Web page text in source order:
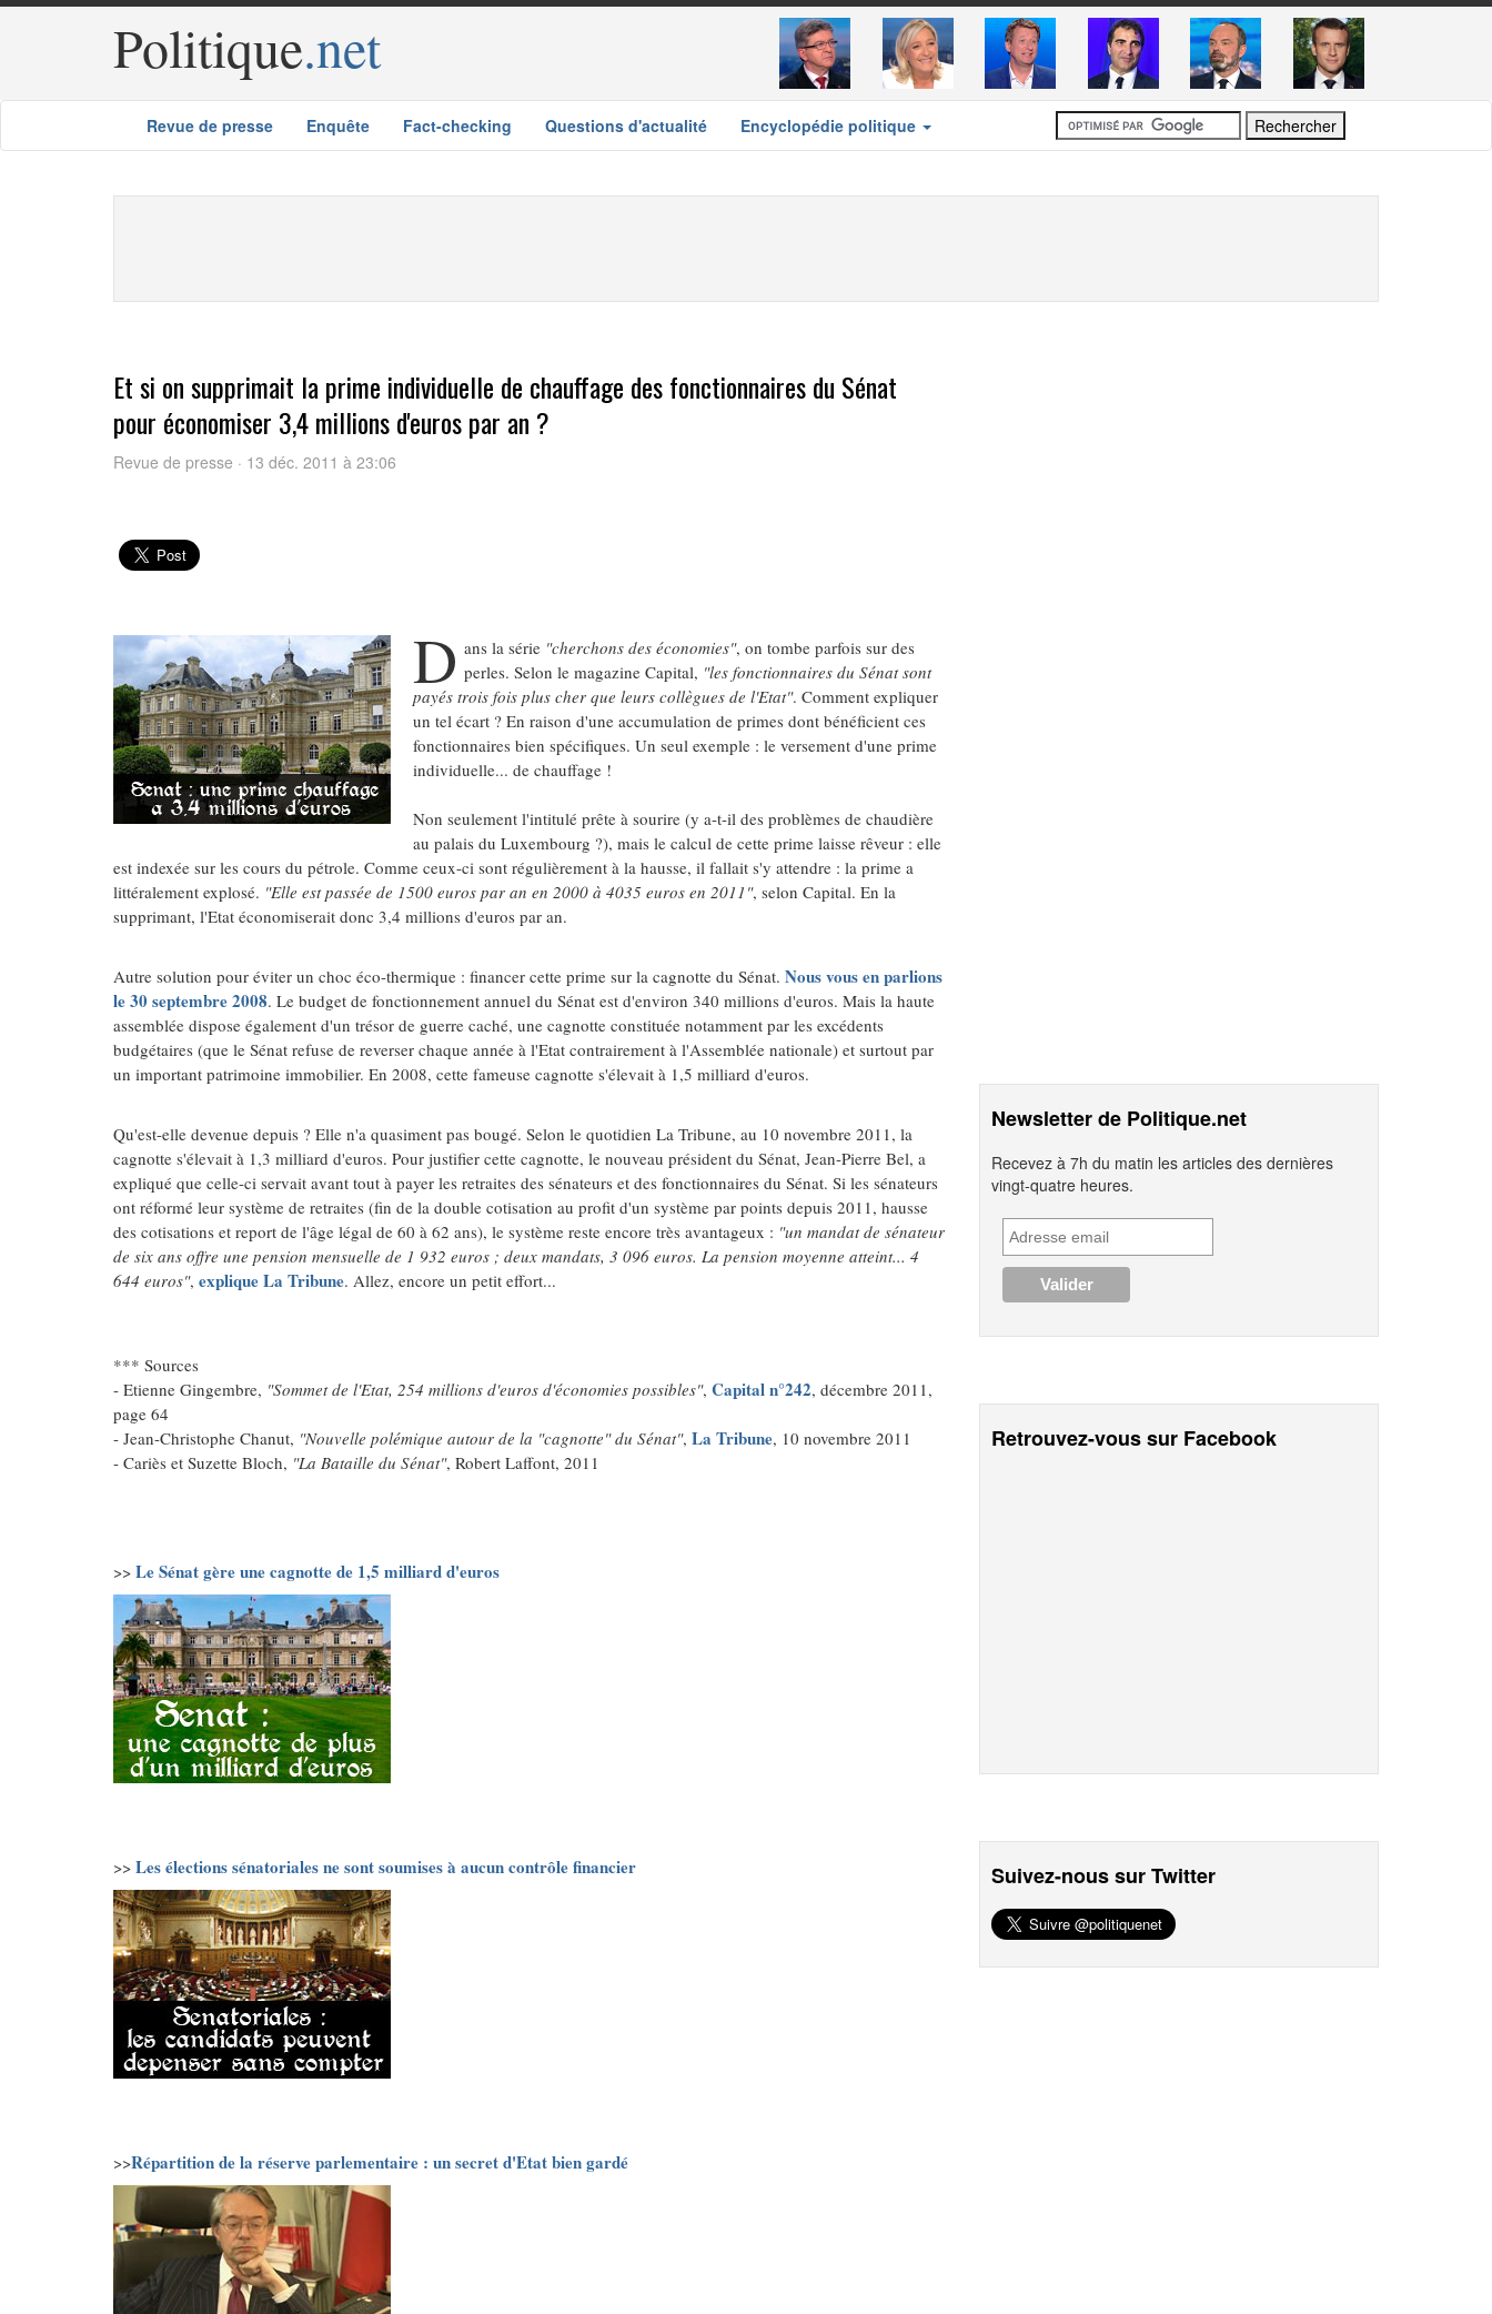
Politique.net
Revue de presse Enquête Fact-checking Questions d'actualité Encyclopédie politique
Et si on supprimait la prime individuelle de chauffage des fonctionnaires du Sénat
pour économiser 3,4 millions d'euros par an ?
Revue de presse · 13 déc. 2011 à 23:06
D ans la série "cherchons des économies", on tombe parfois sur des
perles. Selon le magazine Capital, "les fonctionnaires du Sénat sont
payés trois fois plus cher que leurs collègues de l'Etat". Comment expliquer
un tel écart ? En raison d'une accumulation de primes dont bénéficient ces
fonctionnaires bien spécifiques. Un seul exemple : le versement d'une prime
individuelle... de chauffage !
Non seulement l'intitulé prête à sourire (y a-t-il des problèmes de chaudière
au palais du Luxembourg ?), mais le calcul de cette prime laisse rêveur : elle
est indexée sur les cours du pétrole. Comme ceux-ci sont régulièrement à la hausse, il fallait s'y attendre : la prime a
littéralement explosé. "Elle est passée de 1500 euros par an en 2000 à 4035 euros en 2011", selon Capital. En la
supprimant, l'Etat économiserait donc 3,4 millions d'euros par an.
Autre solution pour éviter un choc éco-thermique : financer cette prime sur la cagnotte du Sénat. Nous vous en parlions
le 30 septembre 2008. Le budget de fonctionnement annuel du Sénat est d'environ 340 millions d'euros. Mais la haute
assemblée dispose également d'un trésor de guerre caché, une cagnotte constituée notamment par les excédents
budgétaires (que le Sénat refuse de reverser chaque année à l'Etat contrairement à l'Assemblée nationale) et surtout par
un important patrimoine immobilier. En 2008, cette fameuse cagnotte s'élevait à 1,5 milliard d'euros.
Qu'est-elle devenue depuis ? Elle n'a quasiment pas bougé. Selon le quotidien La Tribune, au 10 novembre 2011, la
cagnotte s'élevait à 1,3 milliard d'euros. Pour justifier cette cagnotte, le nouveau président du Sénat, Jean-Pierre Bel, a
expliqué que celle-ci servait avant tout à payer les retraites des sénateurs et des fonctionnaires du Sénat. Si les sénateurs
ont réformé leur système de retraites (fin de la double cotisation au profit d'un système par points depuis 2011, hausse
des cotisations et report de l'âge légal de 60 à 62 ans), le système reste encore très avantageux : "un mandat de sénateur
de six ans offre une pension mensuelle de 1 932 euros ; deux mandats, 3 096 euros. La pension moyenne atteint... 4
644 euros", explique La Tribune. Allez, encore un petit effort...
*** Sources
- Etienne Gingembre, "Sommet de l'Etat, 254 millions d'euros d'économies possibles", Capital n°242, décembre 2011,
page 64
- Jean-Christophe Chanut, "Nouvelle polémique autour de la "cagnotte" du Sénat", La Tribune, 10 novembre 2011
- Cariès et Suzette Bloch, "La Bataille du Sénat", Robert Laffont, 2011
>> Le Sénat gère une cagnotte de 1,5 milliard d'euros
>> Les élections sénatoriales ne sont soumises à aucun contrôle financier
>>Répartition de la réserve parlementaire : un secret d'Etat bien gardé
Newsletter de Politique.net
Recevez à 7h du matin les articles des dernières
vingt-quatre heures.
Retrouvez-vous sur Facebook
Suivez-nous sur Twitter